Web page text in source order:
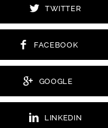
TWITTER
FACEBOOK
GOOGLE
LINKEDIN